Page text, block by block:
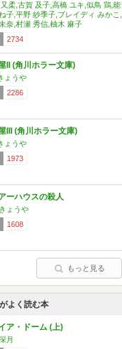
柔,古賀 及子,高橋 ユキ,似鳥 鶏,能
子,平野 紗季子,ブレイディ みかこ,
奈,村瀬 秀信,柚木 麻子
2734
II (角川ホラー文庫)
ょうや
2286
III (角川ホラー文庫)
ょうや
1973
ーハウスの殺人
ょうや
1608
もっと見る
よく読む本
ア・ドーム (上)
月